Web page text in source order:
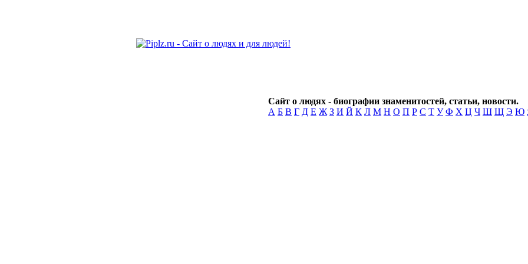
Сайт о людях - биографии знаменитостей, статьи, новости.
А Б В Г Д Е Ж З И Й К Л М Н О П Р С Т У Ф Х Ц Ч Ш Щ Э Ю